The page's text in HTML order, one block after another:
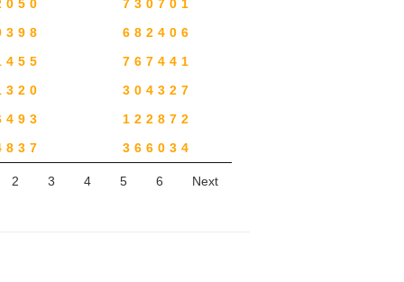
730701
682406
767441
304327
122872
366034
2 3 4 5 6 Next